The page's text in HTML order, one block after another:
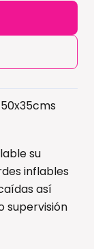
su
inflables
así
supervisión